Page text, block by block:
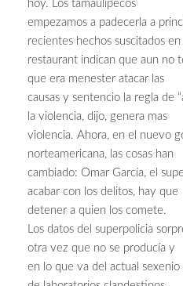
hoy. Los tamaulipecos
empezamos a padecerla a
recientes hechos suscitados en
restaurant indican que aun no
que era menester atacar las
causas y sentencio la regla de
la violencia, dijo, genera mas
violencia. Ahora, en el nuevo
norteamericana, las cosas han
cambiado: Omar García, el
acabar con los delitos, hay que
detener a quien los comete.
Los datos del superpolicia
otra vez que no se producía y
en lo que va del actual